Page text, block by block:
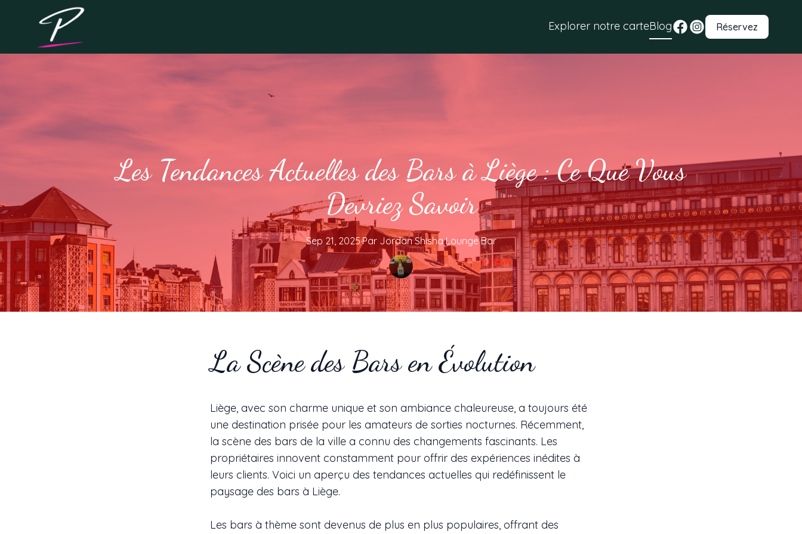
Explorer notre carteBlog Réservez
Les Tendances Actuelles des Bars à Liège : Ce Que Vous
Devriez Savoir
Sep 21, 2025·Par Jordan Shisha Lounge Bar
La Scène des Bars en Évolution
Liège, avec son charme unique et son ambiance chaleureuse, a toujours été
une destination prisée pour les amateurs de sorties nocturnes. Récemment,
la scène des bars de la ville a connu des changements fascinants. Les
propriétaires innovent constamment pour offrir des expériences inédites à
leurs clients. Voici un aperçu des tendances actuelles qui redéfinissent le
paysage des bars à Liège.
Les bars à thème sont devenus de plus en plus populaires, offrant des